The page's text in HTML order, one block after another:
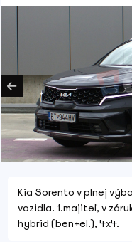
Kia Sorento v plnej
vozidla. 1.majiteľ, v
hybrid (ben+el.), 4x4.